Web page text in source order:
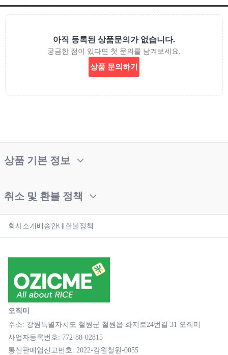
아직 등록된 상품문의가 없습니다.
궁금한 점이 있다면 첫 문의를 남겨보세요.
상품 문의하기
상품 기본 정보
취소 및 환불 정책
회사소개 배송안내 환불정책
오직미
주소: 강원특별자치도 철원군 철원읍 화지로24번길 31 오직미
사업자등록번호: 772-88-02815
통신판매업신고번호: 2022-강원철원-0055